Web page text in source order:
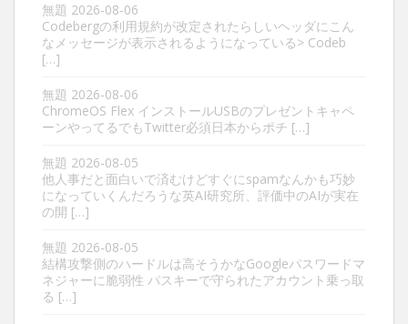
無題 2026-08-06
Codebergの利用規約が改定されたらしいヘッダにこん
なメッセージが表示されるようになっている> Codeb
[…]
無題 2026-08-06
ChromeOS Flex インストールUSBのプレゼントキャペ
ーンやってるでもTwitter必須日本からポチ […]
無題 2026-08-05
他人事だと面白いで済むけどすぐにspamなんかも巧妙
になっていくんだろうな英AI研究所、評価中のAIが実在
の開 […]
無題 2026-08-05
結構攻撃側のハードルは高そうかなGoogleパスワードマ
ネジャーに脆弱性 パスキーで守られたアカウント乗っ取
る […]